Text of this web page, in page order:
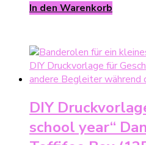
In den Warenkorb
DIY
school year“